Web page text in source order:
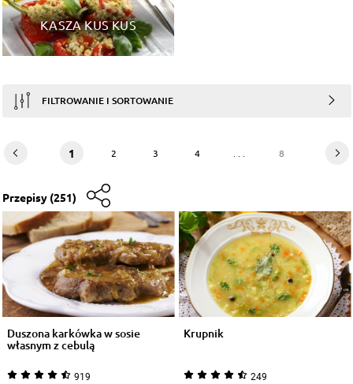
KASZA KUS KUS
FILTROWANIE I SORTOWANIE
1 2 3 4 8
Przepisy (251)
Duszona karkówka w sosie
własnym z cebulą
919
Krupnik
249